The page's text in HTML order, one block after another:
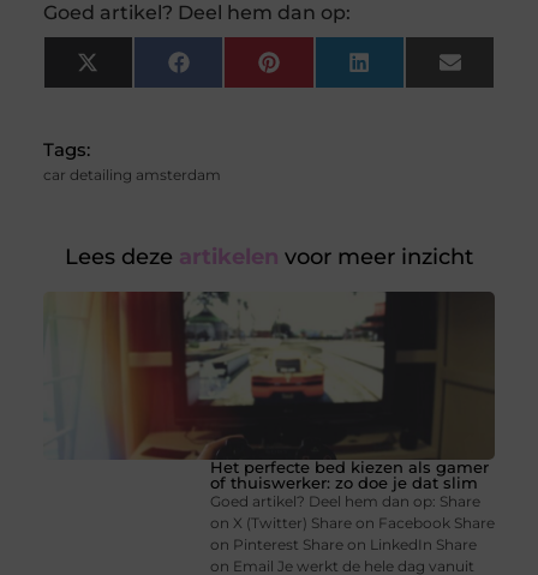
Goed artikel? Deel hem dan op:
X
(Twitter)
FacebookPinterest LinkedIn Email
Tags:
car detailing amsterdam
Lees deze artikelen voor meer inzicht
Het perfecte bed kiezen als gamer
of thuiswerker: zo doe je dat slim
Goed artikel? Deel hem dan op: Share
on X (Twitter) Share on Facebook Share
on Pinterest Share on LinkedIn Share
on Email Je werkt de hele dag vanuit